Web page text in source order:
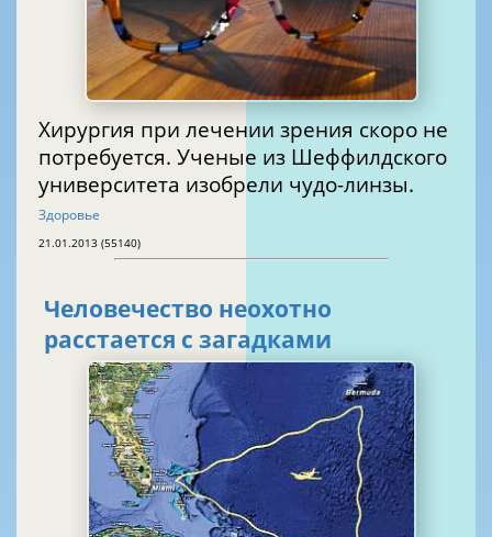
Хирургия при лечении зрения скоро не
потребуется. Ученые из Шеффилдского
университета изобрели чудо-линзы.
Здоровье
21.01.2013 (55140)
Человечество неохотно
расстается с загадками